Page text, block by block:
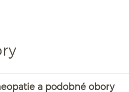
a podobné obory